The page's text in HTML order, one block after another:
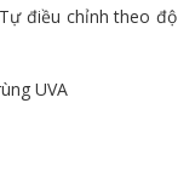
điều chỉnh theo độ
UVA